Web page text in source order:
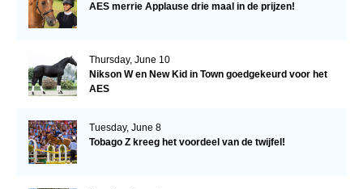
AES merrie Applause drie maal in de prijzen!
Thursday, June 10
Nikson W en New Kid in Town goedgekeurd voor het
AES
Tuesday, June 8
Tobago Z kreeg het voordeel van de twijfel!